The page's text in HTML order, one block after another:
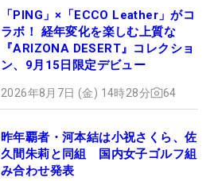
「PING」×「ECCO Leather」がコ
ラボ！ 経年変化を楽しむ上質な
『ARIZONA DESERT』コレクショ
ン、9月15日限定デビュー
2026年8月7日 (金) 14時28分 64
昨年覇者・河本結は小祝さくら、佐
久間朱莉と同組 国内女子ゴルフ組
み合わせ発表